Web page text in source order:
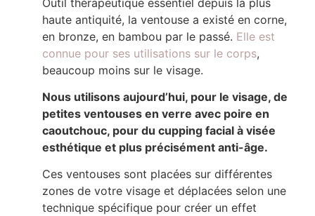
haute antiquité, la ventouse a existé en corne,
en bronze, en bambou par le passé. Elle est
connue pour ses utilisations sur le corps,
beaucoup moins sur le visage.
Nous utilisons aujourd’hui, pour le visage, de
petites ventouses en verre avec poire en
caoutchouc, pour du cupping facial à visée
esthétique et plus précisément anti-âge.
Ces ventouses sont placées sur différentes
zones de votre visage et déplacées selon une
technique spécifique pour créer un effet